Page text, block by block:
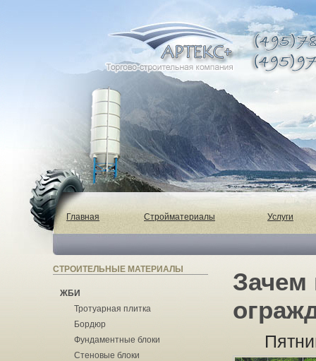
Главная Стройматериалы Услуги
СТРОИТЕЛЬНЫЕ МАТЕРИАЛЫ
ЖБИ
Тротуарная плитка
Бордюр
Фундаментные блоки
Стеновые блоки